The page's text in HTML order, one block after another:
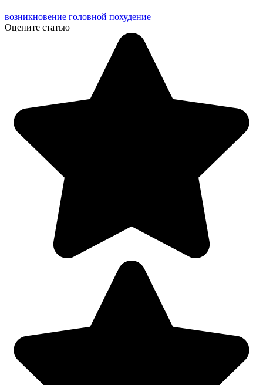
возникновение головной похудение
Оцените статью